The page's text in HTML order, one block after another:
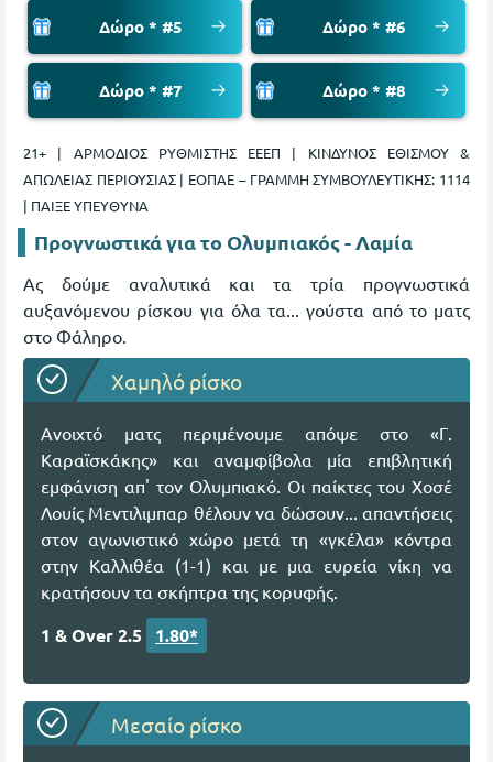
Δώρο * #5 Δώρο * #6
Δώρο * #7 Δώρο * #8
21+ | ΑΡΜΟΔΙΟΣ ΡΥΘΜΙΣΤΗΣ ΕΕΕΠ | ΚΙΝΔΥΝΟΣ ΕΘΙΣΜΟΥ &
ΑΠΩΛΕΙΑΣ ΠΕΡΙΟΥΣΙΑΣ | ΕΟΠΑΕ – ΓΡΑΜΜΗ ΣΥΜΒΟΥΛΕΥΤΙΚΗΣ: 1114
| ΠΑΙΞΕ ΥΠΕΥΘΥΝΑ
Προγνωστικά για το Ολυμπιακός - Λαμία
Ας δούμε αναλυτικά και τα τρία προγνωστικά
αυξανόμενου ρίσκου για όλα τα... γούστα από το ματς
στο Φάληρο.
Χαμηλό ρίσκο
Ανοιχτό ματς περιμένουμε απόψε στο «Γ.
Καραϊσκάκης» και αναμφίβολα μία επιβλητική
εμφάνιση απ' τον Ολυμπιακό. Οι παίκτες του Χοσέ
Λουίς Μεντιλιμπαρ θέλουν να δώσουν... απαντήσεις
στον αγωνιστικό χώρο μετά τη «γκέλα» κόντρα
στην Καλλιθέα (1-1) και με μια ευρεία νίκη να
κρατήσουν τα σκήπτρα της κορυφής.
1 & Over 2.5 1.80*
Μεσαίο ρίσκο